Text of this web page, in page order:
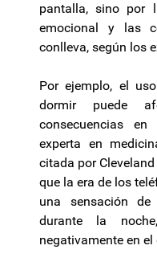
pantalla, sino por
emocional y las
conlleva, según los
Por ejemplo, el
dormir puede
consecuencias
experta en
citada por
que la era de los
una sensación de
durante la
negativamente en el